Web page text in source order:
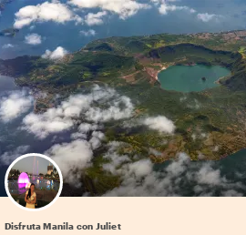
Disfruta Manila con Juliet